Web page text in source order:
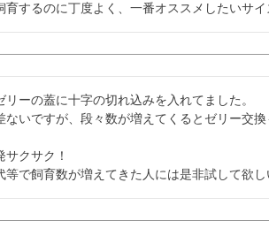
育するのに丁度よく、一番オススメしたいサイ
ーの蓋に十字の切れ込みを入れてました。
いですが、段々数が増えてくるとゼリー交
クサク！
で飼育数が増えてきた人には是非試して欲し